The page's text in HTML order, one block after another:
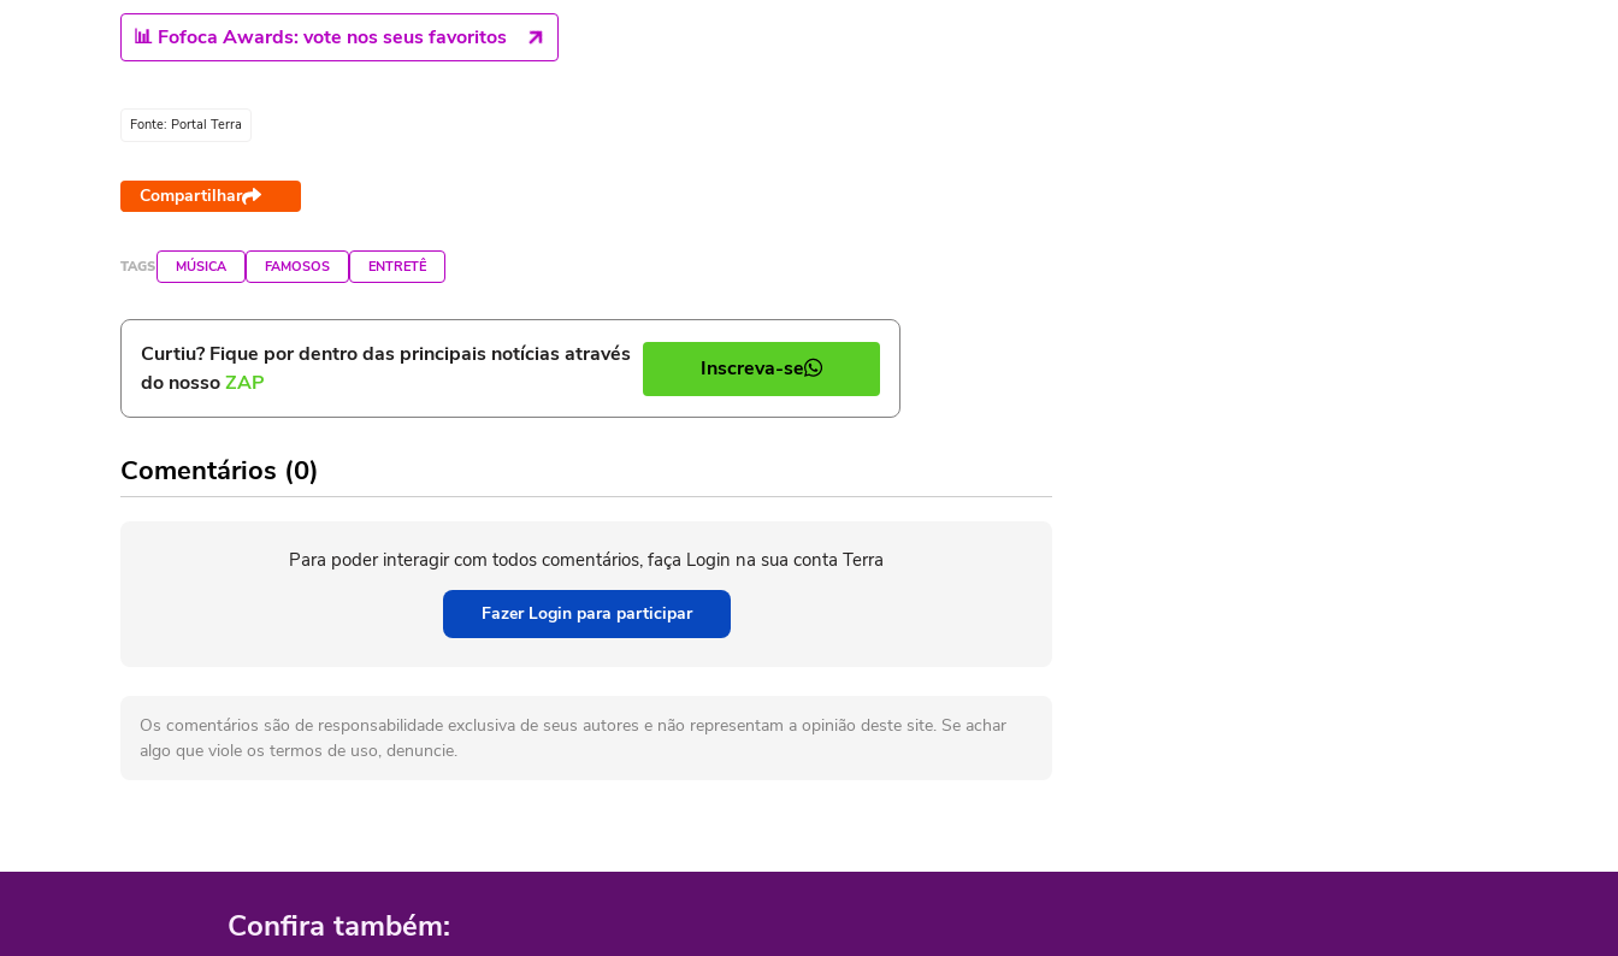
Vini Jr
📊 Fofoca Awards: vote nos seus favoritos
Fonte: Portal Terra
Compartilhar
TAGS MÚSICA FAMOSOS ENTRETÊ
Curtiu? Fique por dentro das principais notícias através
do nossoZAP
Inscreva-se
Comentários (0)
Para poder interagir com todos comentários, faça Login na sua conta Terra
Fazer Login para participar
Os comentários são de responsabilidade exclusiva de seus autores e não representam a opinião deste site. Se achar
algo que viole os termos de uso, denuncie.
Confira também: